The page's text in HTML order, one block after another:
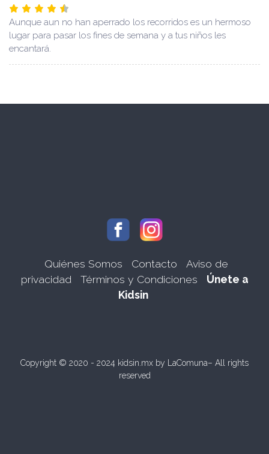
Aunque aun no han aperrado los recorridos es un hermoso
lugar para pasar los fines de semana y a tus niños les
encantará.
Quiénes Somos Contacto
Aviso de
privacidad
Términos y Condiciones
Únete a
Kidsin
Copyright © 2020 - 2024 kidsin.mx by LaComuna– All rights
reserved